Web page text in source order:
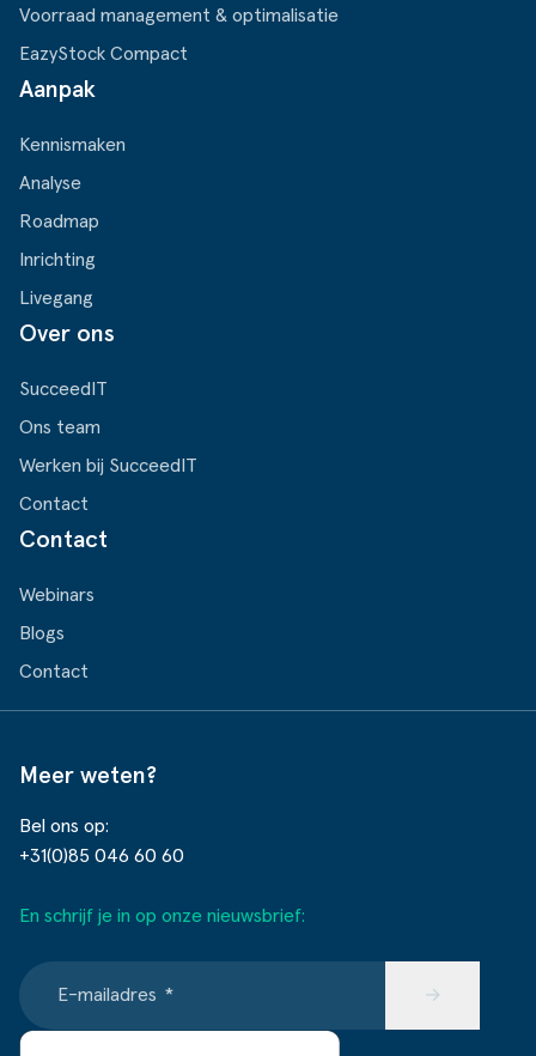
Voorraad management & optimalisatie
EazyStock Compact
Aanpak
Kennismaken
Analyse
Roadmap
Inrichting
Livegang
Over ons
SucceedIT
Ons team
Werken bij SucceedIT
Contact
Contact
Webinars
Blogs
Contact
Meer weten?
Bel ons op:
+31(0)85 046 60 60
En schrijf je in op onze nieuwsbrief:
E-mailadres * →